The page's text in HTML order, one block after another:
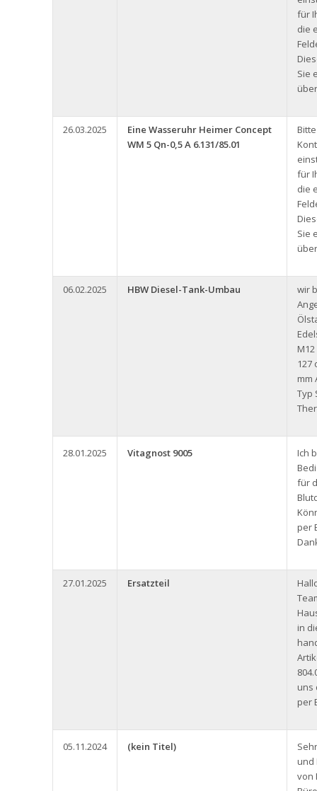
für
die
Sie
26.03.2025
Eine Wasseruhr Heimer Concept
WM 5 Qn-0,5 A 6.131/85.01
für
die
Sie
06.02.2025 HBW Diesel-Tank-Umbau
wir
127
mm
Typ
28.01.2025 Vitagnost 9005
Ich
für
per
27.01.2025 Ersatzteil
in
uns
per
05.11.2024 (kein Titel)
und
von